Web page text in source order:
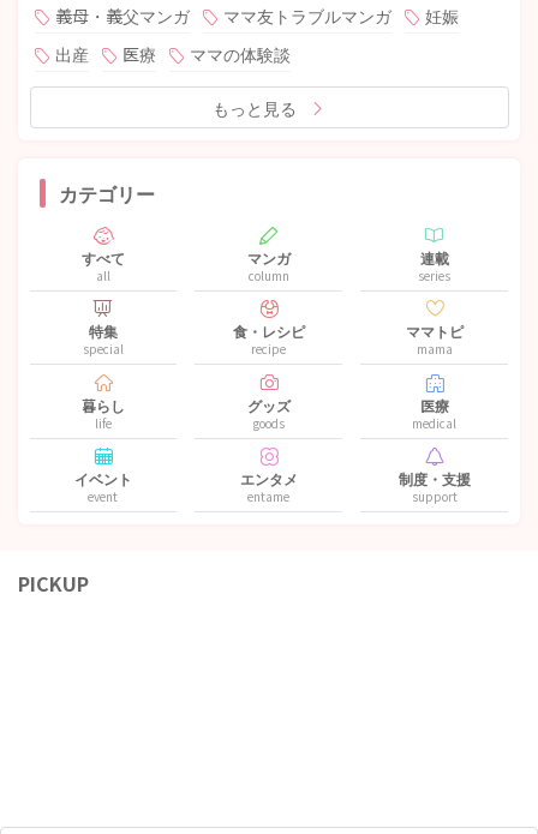
義母・義父マンガ
ママ友トラブルマンガ
妊娠
出産
医療 ママの体験談
もっと見る
カテゴリー
すべて
all
マンガ
column
連載
series
特集
special
食・レシピ
recipe
ママトピ
mama
暮らし
life
グッズ
goods
医療
medical
イベント
event
エンタメ
entame
制度・支援
support
PICKUP